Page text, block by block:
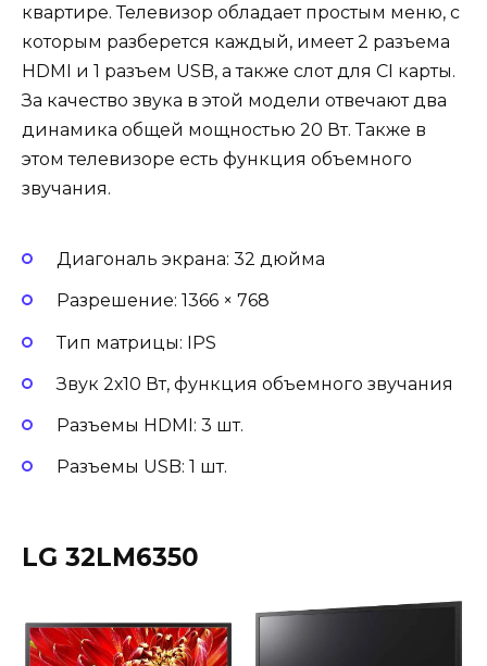
квартире. Телевизор обладает простым меню, с
которым разберется каждый, имеет 2 разъема
HDMI и 1 разъем USB, а также слот для CI карты.
За качество звука в этой модели отвечают два
динамика общей мощностью 20 Вт. Также в
этом телевизоре есть функция объемного
звучания.
Диагональ экрана: 32 дюйма
Разрешение: 1366 × 768
Тип матрицы: IPS
Звук 2х10 Вт, функция объемного звучания
Разъемы HDMI: 3 шт.
Разъемы USB: 1 шт.
LG 32LM6350